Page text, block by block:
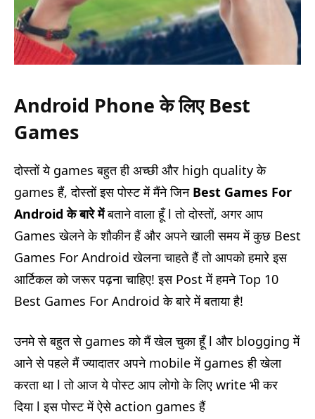
Android Phone के लिए Best
Games
दोस्तों ये games बहुत ही अच्छी और high quality के
games हैं, दोस्तों इस पोस्ट में मैंने जिन Best Games For
Android के बारे मेंबताने वाला हूँ l तो दोस्तों, अगर आप
Games खेलने के शौकीन हैं और अपने खाली समय में कुछ Best
Games For Android खेलना चाहते हैं तो आपको हमारे इस
आर्टिकल को जरूर पढ़ना चाहिए! इस Post में हमने Top 10
Best Games For Android के बारे में बताया है!
उनमे से बहुत से games को मैं खेल चुका हूँ l और blogging में
आने से पहले मैं ज्यादातर अपने mobile में games ही खेला
करता था l तो आज ये पोस्ट आप लोगो के लिए write भी कर
दिया l इस पोस्ट में ऐसे action games हैं